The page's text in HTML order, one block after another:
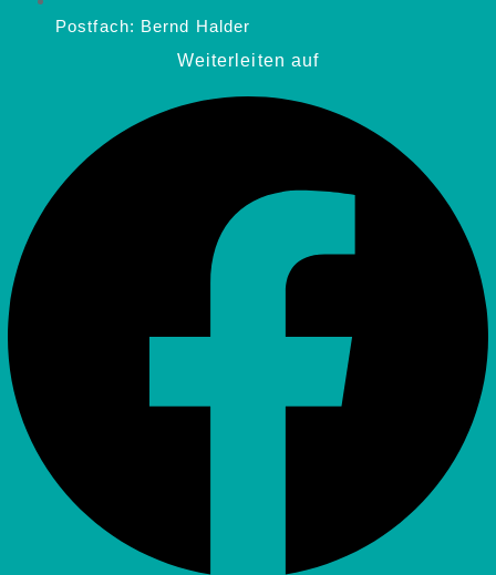
Postfach: Bernd Halder
Weiterleiten auf